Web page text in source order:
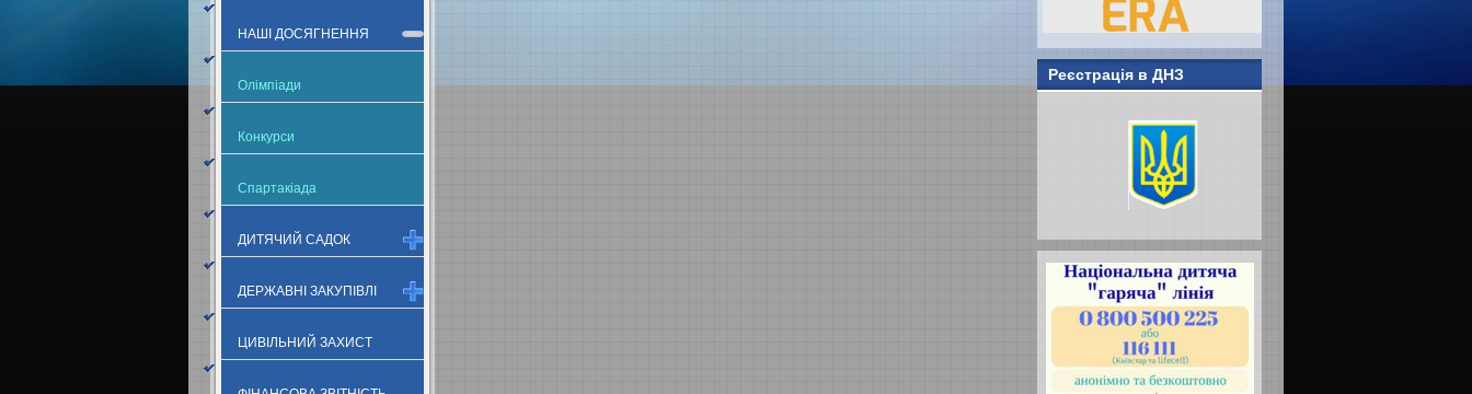
НАШІ ДОСЯГНЕННЯ
Олімпіади
Конкурси
Спартакіада
ДИТЯЧИЙ САДОК
ДЕРЖАВНІ ЗАКУПІВЛІ
ЦИВІЛЬНИЙ ЗАХИСТ
Реєстрація в ДНЗ